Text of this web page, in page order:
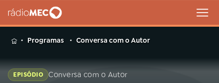
MENUProgramas Conversa com o Autor
EPISÓDIO Conversa com o Autor